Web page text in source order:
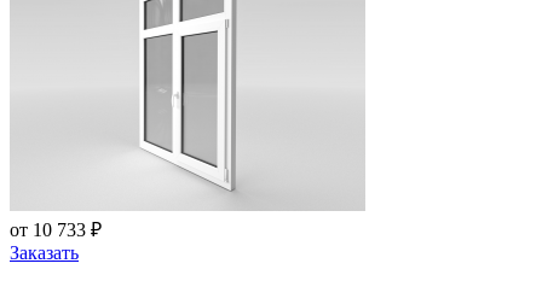
от 10 733 ₽
Заказать